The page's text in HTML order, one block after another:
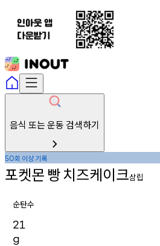
음식 또는 운동 검색하기
50회 이상기록
포켓몬 빵치즈케이크삼립
순탄수
21
g